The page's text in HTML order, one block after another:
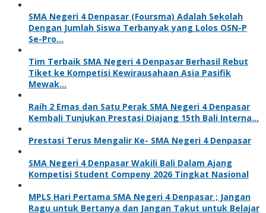
SMA Negeri 4 Denpasar (Foursma) Adalah Sekolah
Dengan Jumlah Siswa Terbanyak yang Lolos OSN-P
Se-Pro…
Tim Terbaik SMA Negeri 4 Denpasar Berhasil Rebut
Tiket ke Kompetisi Kewirausahaan Asia Pasifik
Mewak…
Raih 2 Emas dan Satu Perak SMA Negeri 4 Denpasar
Kembali Tunjukan Prestasi Diajang 15th Bali Interna…
Prestasi Terus Mengalir Ke- SMA Negeri 4 Denpasar
SMA Negeri 4 Denpasar Wakili Bali Dalam Ajang
Kompetisi Student Compeny 2026 Tingkat Nasional
MPLS Hari Pertama SMA Negeri 4 Denpasar ; Jangan
Ragu untuk Bertanya dan Jangan Takut untuk Belajar